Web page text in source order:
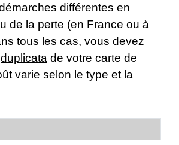
différentes en
de la perte (en France ou à
tous les cas, vous devez
duplicata de votre carte de
varie selon le type et la